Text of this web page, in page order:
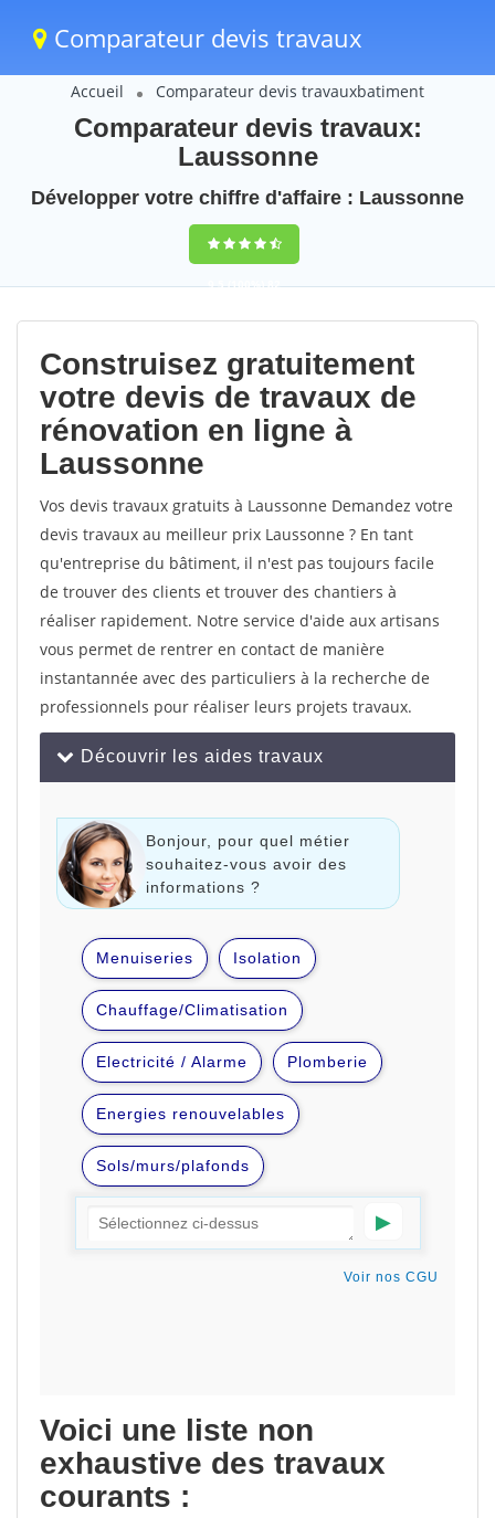
Comparateur devis travaux
Accueil Comparateur devis travauxbatiment
Comparateur devis travaux:
Laussonne
Développer votre chiffre d'affaire : Laussonne
9,5(100%)82
votes
Construisez gratuitement
votre devis de travaux de
rénovation en ligne à
Laussonne
Vos devis travaux gratuits à Laussonne Demandez votre
devis travaux au meilleur prix Laussonne ? En tant
qu'entreprise du bâtiment, il n'est pas toujours facile
de trouver des clients et trouver des chantiers à
réaliser rapidement. Notre service d'aide aux artisans
vous permet de rentrer en contact de manière
instantannée avec des particuliers à la recherche de
professionnels pour réaliser leurs projets travaux.
Voici une liste non
exhaustive des travaux
courants :